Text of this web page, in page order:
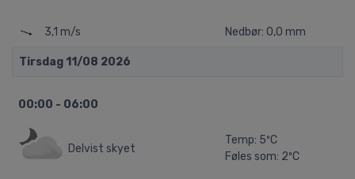
3,1 m/s Nedbør: 0,0 mm
Tirsdag 11/08 2026
00:00 - 06:00
Delvist skyet
Temp: 5ºC
Føles som: 2ºC